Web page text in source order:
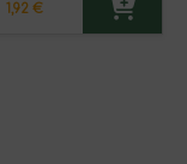
1,92 €